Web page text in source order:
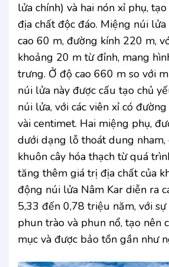
lửa chính) và hai nón xỉ phụ,
địa chất độc đáo. Miệng núi lửa
cao 60 m, đường kính 220 m,
khoảng 20 m từ đỉnh, mang
trưng. Ở độ cao 660 m so với
núi lửa này được cấu tạo chủ
núi lửa, với các viên xỉ có
vài centimet. Hai miệng phụ,
dưới dạng lỗ thoát dung nham,
khuôn cây hóa thạch từ quá
tăng thêm giá trị địa chất của
động núi lửa Nâm Kar diễn ra
5,33 đến 0,78 triệu năm, với
phun trào và phun nổ, tạo nên
mục và được bảo tồn gần như